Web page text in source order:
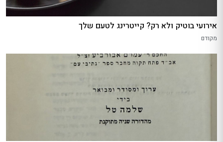
אירועי בוטיק ולא רק? קייטרינג לטעם שלך
מקודם